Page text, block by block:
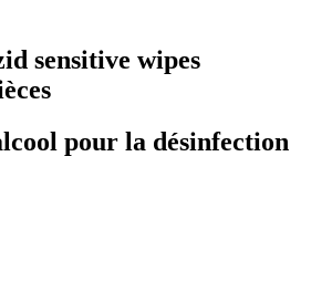
sensitive wipes
pour la désinfection